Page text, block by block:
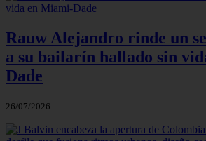
Rauw Alejandro rinde un
a su bailarín hallado sin
Dade
26/07/2026